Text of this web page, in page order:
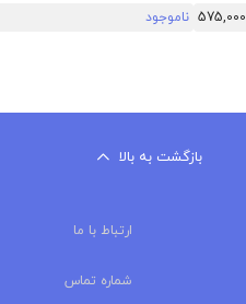
575,000 ناموجود
بازگشت به بالا
ارتباط با ما
شماره تماس